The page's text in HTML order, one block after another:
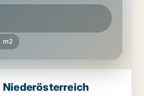
m2
Niederösterreich